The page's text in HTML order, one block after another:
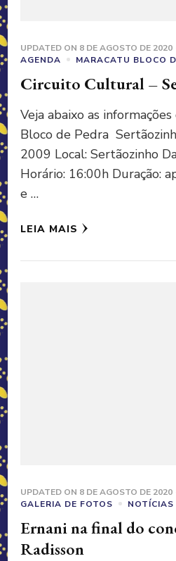
UPDATED ON 8 DE AGOSTO DE 2020
AGENDA
MARACATU BLOCO
Circuito Cultural –
Veja abaixo as
Bloco de Pedra
2009 Local: Sertãozinho
Horário: 16:00h Duração:
e …
LEIA MAIS
UPDATED ON 8 DE AGOSTO DE 2020
GALERIA DE FOTOS
NOTÍCIAS
Ernani na final do
Radisson